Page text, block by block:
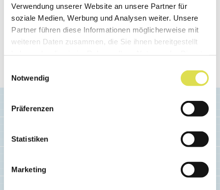
Verwendung unserer Website an unsere Partner für
soziale Medien, Werbung und Analysen weiter. Unsere
Partner führen diese Informationen möglicherweise mit
weiteren Daten zusammen, die Sie ihnen bereitgestellt
Notwendig
Präferenzen
Statistiken
Marketing
Nachbilder zunutze machen, wie
dieses Video
über einen BMW-Werbespot von 2010zeigt.
Quelle: Redaktion SimplyScience.ch
Erstellt: 17.05.2013